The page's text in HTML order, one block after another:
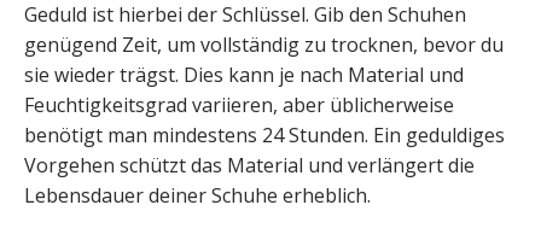
Geduld ist hierbei der Schlüssel. Gib den Schuhen
genügend Zeit, um vollständig zu trocknen, bevor du
sie wieder trägst. Dies kann je nach Material und
Feuchtigkeitsgrad variieren, aber üblicherweise
benötigt man mindestens 24 Stunden. Ein geduldiges
Vorgehen schützt das Material und verlängert die
Lebensdauer deiner Schuhe erheblich.